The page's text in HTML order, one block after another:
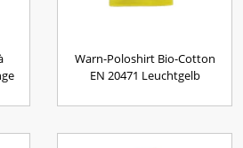
Warn-Poloshirt Bio-Cotton
EN 20471 Leuchtgelb